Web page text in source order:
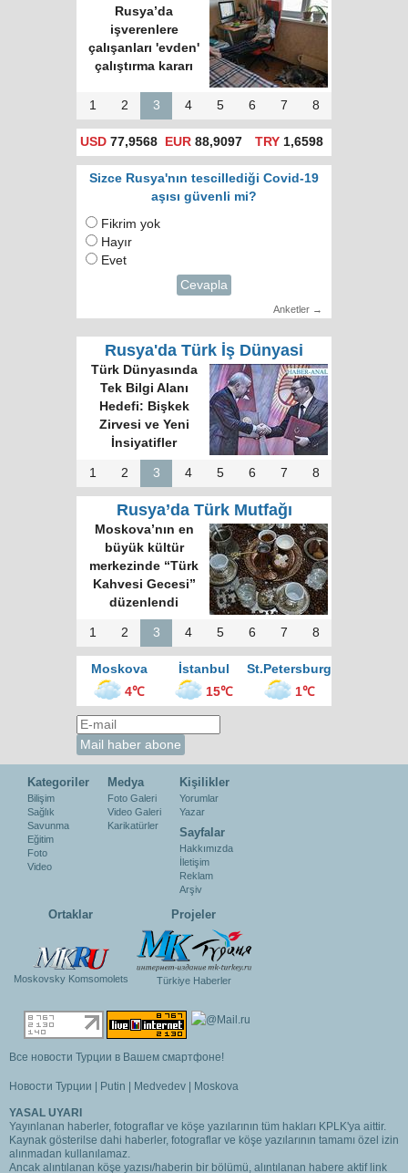
Rusya’da
işverenlere
çalışanları 'evden'
çalıştırma kararı
1 2 3 4 5 6 7 8
USD 77,9568 EUR 88,9097 TRY1,6598
Sizce Rusya'nın tescillediği Covid-19
aşısı güvenli mi?
Fikrim yok
Hayır
Evet
Cevapla
Anketler →
Rusya'da Türk İş Dünyasi
Türk Dünyasında
Tek Bilgi Alanı
Hedefi: Bişkek
Zirvesi ve Yeni
İnsiyatifler
1 2 3 4 5 6 7 8
Rusya’da Türk Mutfağı
Moskova’nın en
büyük kültür
merkezinde “Türk
Kahvesi Gecesi”
düzenlendi
1 2 3 4 5 6 7 8
Moskova İstanbul
St.Petersburg
4℃
15℃ 1℃
Kategoriler
Bilişim
Sağlık
Savunma
Eğitim
Foto
Video
Medya
Foto Galeri
Video Galeri
Karikatürler
Kişilikler
Yorumlar
Yazar
Sayfalar
Hakkımızda
İletişim
Reklam
Arşiv
Ortaklar
Moskovsky Komsomolets
Projeler
Türkiye Haberler
Все новости Турции в Вашем смартфоне!
Новости Турции Putin Medvedev Moskova
YASAL UYARI
Yayınlanan haberler, fotograflar ve köşe yazılarının tüm hakları KPLK'ya aittir.
Kaynak gösterilse dahi haberler, fotograflar ve köşe yazılarının tamamı özel izin
alınmadan kullanılamaz.
Ancak alıntılanan köşe yazısı/haberin bir bölümü, alıntılanan habere aktif link